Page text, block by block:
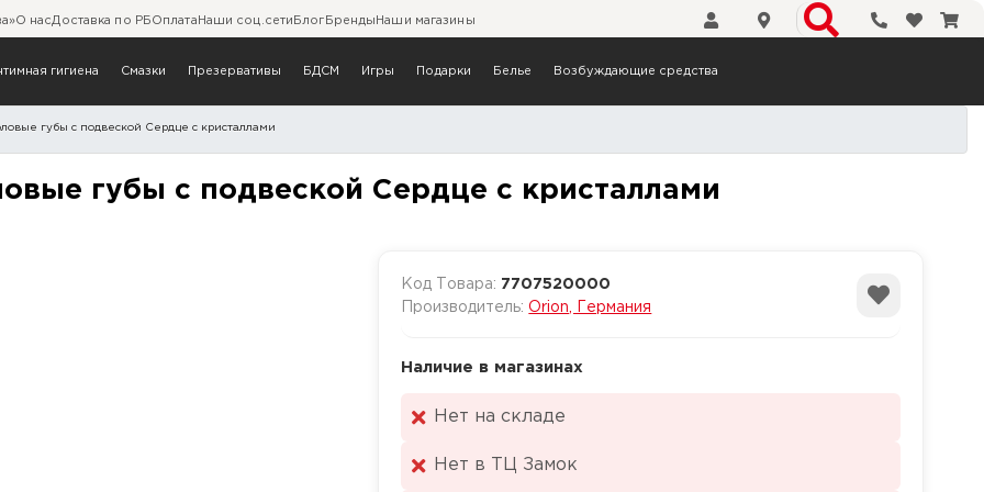
О насДоставка по РБ Оплата Наши соц.сети Блог Бренды Наши магазины Телефоны
гигиена Смазки Презервативы БДСМ Игры Подарки Белье Возбуждающие средства
губы с подвеской Сердце с кристаллами
половые губы с подвеской Сердце с кристаллами
губы с подвеской Сердце с кристаллами
Код Товара: 7707520000
Производитель:Orion, Германия
Наличие в магазинах
Нет на складе
Нет в ТЦ Замок